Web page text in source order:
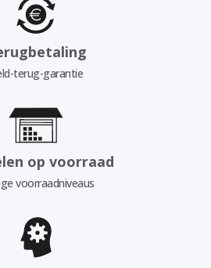
terug-garantie
op voorraad
voorraadniveaus